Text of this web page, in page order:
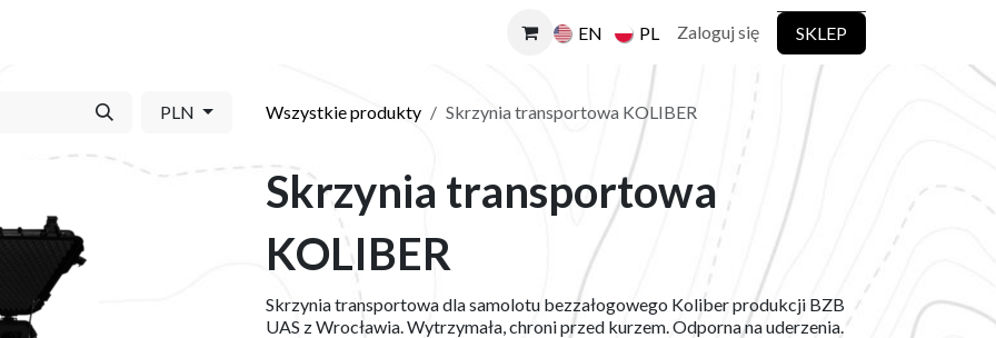
EN PL Zaloguj się SKLEP
PLN Wszystkie produkty Skrzynia transportowa KOLIBER
Skrzynia transportowa
KOLIBER
Skrzynia transportowa dla samolotu bezzałogowego Koliber produkcji BZB
UAS z Wrocławia. Wytrzymała, chroni przed kurzem. Odporna na uderzenia.